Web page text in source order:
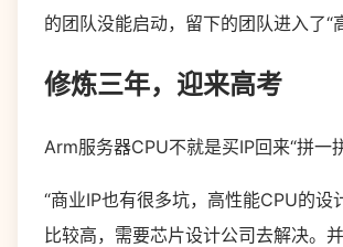
的团队没能启动，留下的团队进入了“
修炼三年，迎来高考
Arm服务器CPU不就是买IP回来“拼一拼
“商业IP也有很多坑，高性能CPU的设
比较高，需要芯片设计公司去解决。